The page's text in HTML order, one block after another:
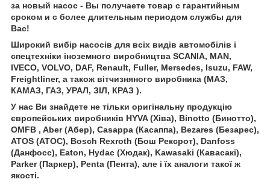
за новый насос - Вы получаете товар с гарантийным
сроком и с более длительным периодом службы для
Вас!
Широкий вибір насосів для всіх видів автомобілів і
спецтехніки іноземного виробництва SCANIA, MAN,
IVECO, VOLVO, DAF, Renault, Fuller, Mersedes, Isuzu, FAW,
Freightliner, а також вітчизняного виробника (МАЗ,
КАМАЗ, ГАЗ, УРАЛ, ЗІЛ, КРАЗ ).
У нас Ви знайдете не тільки оригінальну продукцію
європейських виробників HYVA (Хіва), Binotto (Бинотто),
OMFB , Aber (Абер), Casappa (Касаппа), Bezares (Безарес),
ATOS (АТОС), Bosch Rexroth (Бош Рексрот), Danfoss
(Данфосс), Eaton, Hydac (Хюдак), Kawasaki (Кавасакі),
Parker (Паркер), Penta (Пента), але і їх аналоги такої ж
якості.